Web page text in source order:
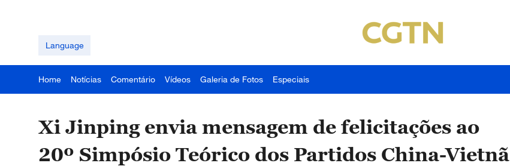
Language
Home Notícias Comentário Vídeos Galeria de Fotos Especiais
Xi Jinping envia mensagem de felicitações ao
20º Simpósio Teórico dos Partidos China-Vietnã